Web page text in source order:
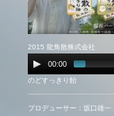
2015 龍角散株式会社
00:00
のどすっきり飴
プロデューサー：坂口雄一